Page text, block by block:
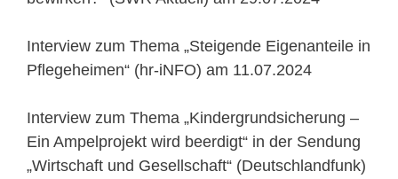
Interview zum Thema „Steigende Eigenanteile in
Pflegeheimen“ (hr-iNFO) am 11.07.2024
Interview zum Thema „Kindergrundsicherung –
Ein Ampelprojekt wird beerdigt“ in der Sendung
„Wirtschaft und Gesellschaft“ (Deutschlandfunk)